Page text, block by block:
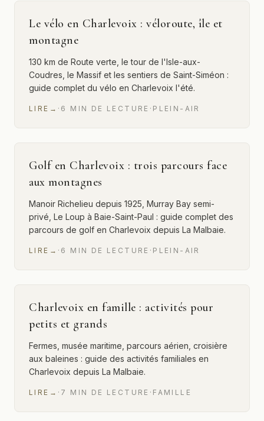
Le vélo en Charlevoix : véloroute, île et
montagne
130 km de Route verte, le tour de l'Isle-aux-
Coudres, le Massif et les sentiers de Saint-Siméon :
guide complet du vélo en Charlevoix l'été.
LIRE → · 6 MIN DE LECTURE · PLEIN-AIR
Golf en Charlevoix : trois parcours face
aux montagnes
Manoir Richelieu depuis 1925, Murray Bay semi-
privé, Le Loup à Baie-Saint-Paul : guide complet des
parcours de golf en Charlevoix depuis La Malbaie.
LIRE → · 6 MIN DE LECTURE · PLEIN-AIR
Charlevoix en famille : activités pour
petits et grands
Fermes, musée maritime, parcours aérien, croisière
aux baleines : guide des activités familiales en
Charlevoix depuis La Malbaie.
LIRE → · 7 MIN DE LECTURE · FAMILLE